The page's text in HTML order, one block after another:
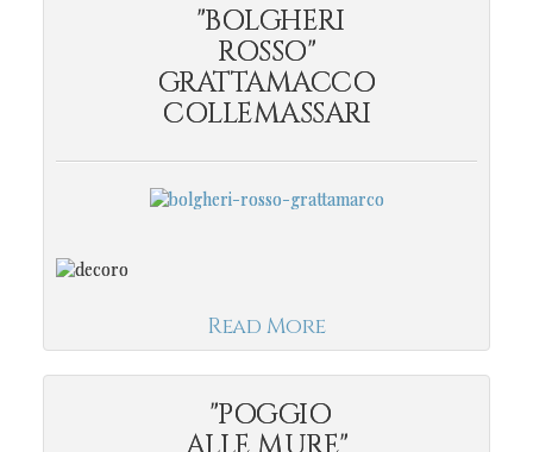
"BOLGHERI
ROSSO"
GRATTAMACCO
COLLEMASSARI
Read More
"POGGIO